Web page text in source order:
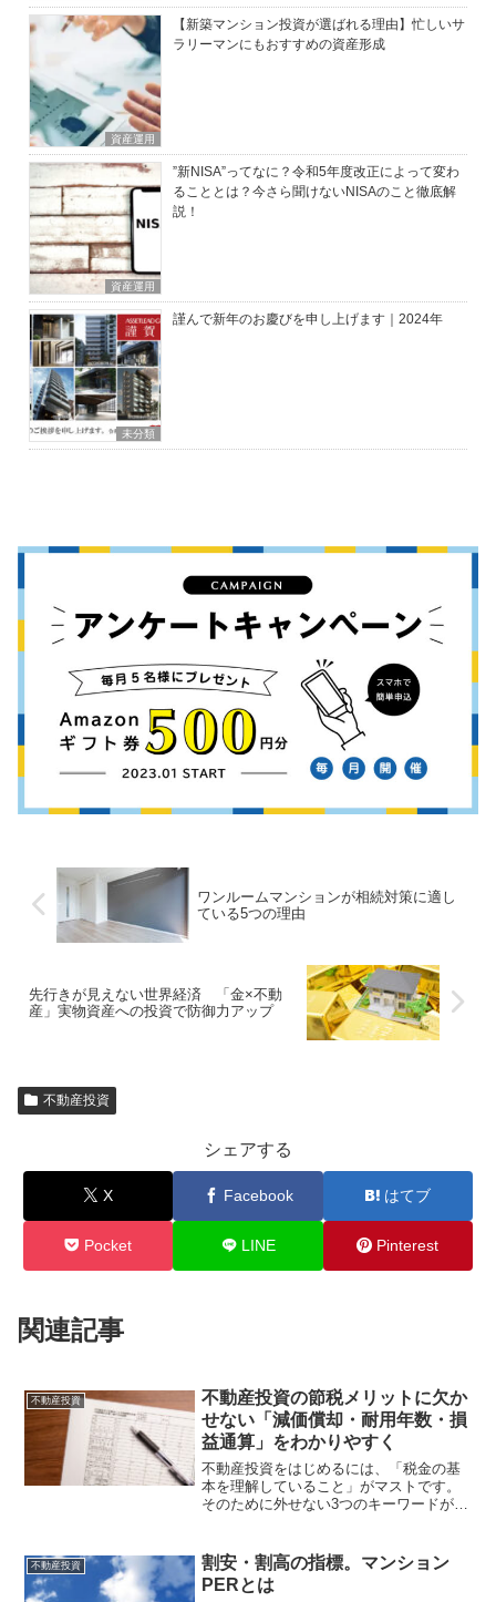
資産運用
【新築マンション投資が選ばれる理由】忙しいサ
ラリーマンにもおすすめの資産形成
資産運用
”新NISA”ってなに？令和5年度改正によって変わ
ることとは？今さら聞けないNISAのこと徹底解
説！
未分類
謹んで新年のお慶びを申し上げます｜2024年
ワンルームマンションが相続対策に適し
ている5つの理由
先行きが見えない世界経済 「金×不動
産」実物資産への投資で防御力アップ
不動産投資
シェアする
X Facebook はてブ
Pocket LINE Pinterest
関連記事
不動産投資
不動産投資の節税メリットに欠か
せない「減価償却・耐用年数・損
益通算」をわかりやすく
不動産投資をはじめるには、「税金の基
本を理解していること」がマストです。
そのために外せない3つのキーワードが
がされていますが、難しい内容がほとん
どです。ここではわかりや...
不動産投資
割安・割高の指標。マンション
PERとは